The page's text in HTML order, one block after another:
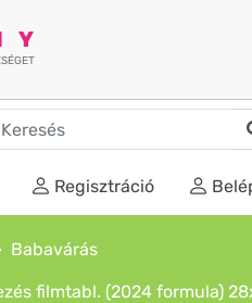
Regisztráció
Babavárás
filmtabl. (2024 formula)